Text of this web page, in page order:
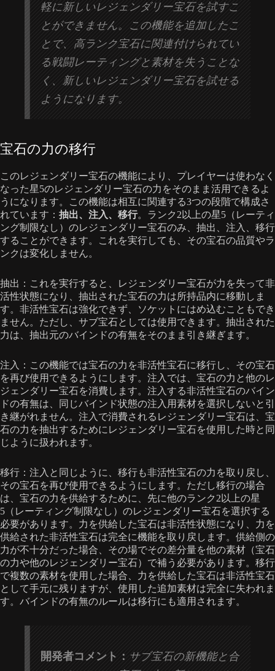
軽に新しいレジェンダリー宝石を試すこ
とができません。この機能を追加したこ
とで、高ランク宝石に関連付けられてい
る戦闘レーティングと素材を失うことな
く、新しいレジェンダリー宝石を試せる
ようになります。
宝石の力の移行
このレジェンダリー宝石の機能により、プレイヤーは使わなく
なった星5のレジェンダリー宝石の力をそのまま活用できるよ
うになります。この機能は相互に関連する3つの段階で構成さ
れています： 抽出、注入、移行。ランク2以上の星5（レーティ
ング制限なし）のレジェンダリー宝石のみ、抽出、注入、移行
することができます。これを実行しても、その宝石の品質やラ
ンクは変化しません。
抽出：これを実行すると、レジェンダリー宝石が力を失って非
活性状態になり、抽出された宝石の力は所持品内に移動しま
す。非活性宝石は強化できず、ソケットにはめ込むこともでき
ません。ただし、サブ宝石としては使用できます。抽出された
力は、抽出元のバインドの有無をそのまま引き継ぎます。
注入：この機能では宝石の力を非活性宝石に移行し、その宝石
を再び使用できるようにします。注入では、宝石の力と他のレ
ジェンダリー宝石を消費します。注入する非活性宝石のバイン
ドの有無は、同じバインド状態の注入用素材を選択しないと引
き継がれません。注入で消費されるレジェンダリー宝石は、宝
石の力を抽出するためにレジェンダリー宝石を使用した時と同
じように扱われます。
移行：注入と同じように、移行も非活性宝石の力を取り戻し、
その宝石を再び使用できるようにします。ただし移行の場合
は、宝石の力を供給するために、先に他のランク2以上の星
5（レーティング制限なし）のレジェンダリー宝石を選択する
必要があります。力を供給した宝石は非活性状態になり、力を
供給された非活性宝石は完全に機能を取り戻します。供給側の
力が不十分だった場合、その場でその差分量を他の素材（宝石
の力や他のレジェンダリー宝石）で補う必要があります。移行
で複数の素材を使用した場合、力を供給した宝石は非活性宝石
として手元に残りますが、使用した追加素材は完全に失われま
す。バインドの有無のルールは移行にも適用されます。
開発者コメント： サブ宝石の新機能と合